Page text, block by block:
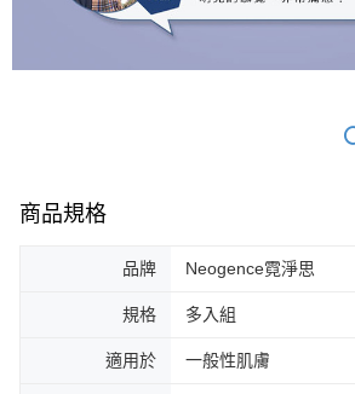
商品規格
品牌 Neogence霓淨思
規格 多入組
適用於 一般性肌膚